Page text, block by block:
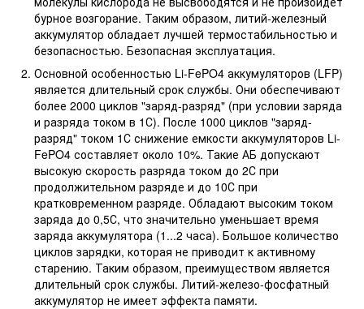
бурное возгорание. Таким образом, литий-железный
аккумулятор обладает лучшей термостабильностью и
безопасностью. Безопасная эксплуатация.
Основной особенностью Li-FePO4 аккумуляторов (LFP)
является длительный срок службы. Они обеспечивают
более 2000 циклов "заряд-разряд" (при условии заряда
и разряда током в 1С). После 1000 циклов "заряд-
разряд" током 1С снижение емкости аккумуляторов Li-
FePO4 составляет около 10%. Такие АБ допускают
высокую скорость разряда током до 2С при
продолжительном разряде и до 10С при
кратковременном разряде. Обладают высоким током
заряда до 0,5С, что значительно уменьшает время
заряда аккумулятора (1...2 часа). Большое количество
циклов зарядки, которая не приводит к активному
старению. Таким образом, преимуществом является
длительный срок службы. Литий-железо-фосфатный
аккумулятор не имеет эффекта памяти.